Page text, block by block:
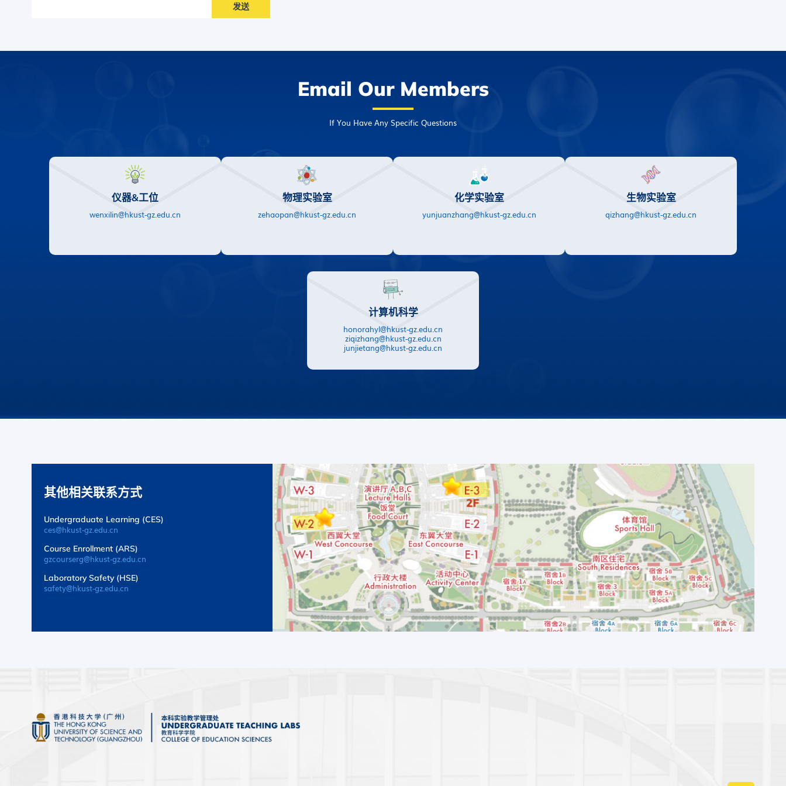
发送
Email Our Members
If You Have Any Specific Questions
仪器&工位
wenxilin@hkust-gz.edu.cn
物理实验室
zehaopan@hkust-gz.edu.cn
化学实验室
yunjuanzhang@hkust-gz.edu.cn
生物实验室
qizhang@hkust-gz.edu.cn
计算机科学
honorahyl@hkust-gz.edu.cn
ziqizhang@hkust-gz.edu.cn
junjietang@hkust-gz.edu.cn
其他相关联系方式
Undergraduate Learning (CES)
ces@hkust-gz.edu.cn
Course Enrollment (ARS)
gzcourserg@hkust-gz.edu.cn
Laboratory Safety (HSE)
safety@hkust-gz.edu.cn